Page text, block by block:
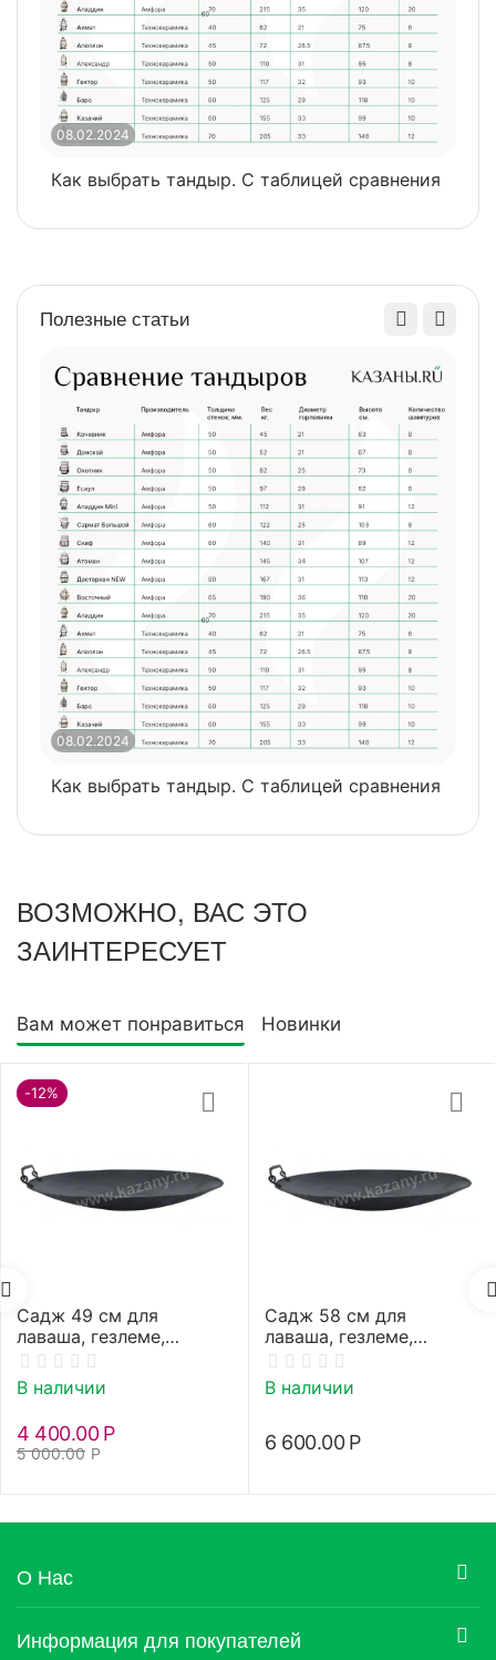
08.02.2024
Как выбрать тандыр. С таблицей сравнения
Полезные статьи
08.02.2024
Как выбрать тандыр. С таблицей сравнения
ВОЗМОЖНО, ВАС ЭТО
ЗАИНТЕРЕСУЕТ
Вам может понравиться Новинки
-12%
Садж 49 см для
лаваша, гезлеме,
кутабов (афарар)
В наличии
5 000.00 Р
4 400.00 Р
Садж 58 см для
лаваша, гезлеме,
кутабов (афарар)
В наличии
6 600.00 Р
О Нас
Информация для покупателей